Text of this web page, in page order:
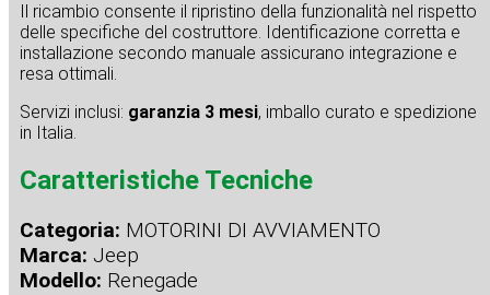
Il ricambio consente il ripristino della funzionalità nel rispetto
delle specifiche del costruttore. Identificazione corretta e
installazione secondo manuale assicurano integrazione e
resa ottimali.
Servizi inclusi: garanzia 3 mesi, imballo curato e spedizione
in Italia.
Caratteristiche Tecniche
Categoria: MOTORINI DI AVVIAMENTO
Marca: Jeep
Modello: Renegade